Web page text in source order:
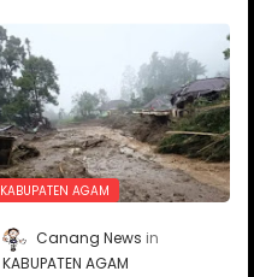
KABUPATEN AGAM
Canang News
KABUPATEN AGAM